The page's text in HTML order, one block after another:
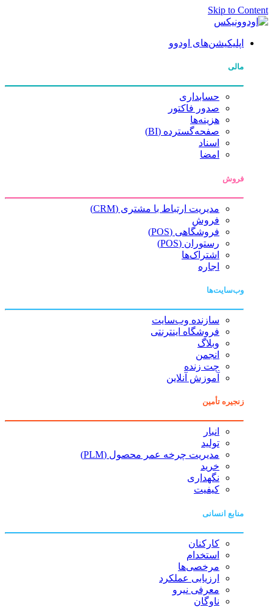
Skip to Content
اپلیکیشن‌های اودوو
مالی
حسابداری
صدور فاکتور
هزینه‌ها
صفحه‌گسترده (BI)
اسناد
امضا
فروش
مدیریت ارتباط با مشتری (CRM)
فروش
فروشگاهی (POS)
رستوران (POS)
اشتراک‌ها
اجاره
وب‌سایت‌ها
سازنده وب‌سایت
فروشگاه اینترنتی
وبلاگ
انجمن
چت زنده
آموزش آنلاین
زنجیره تأمین
انبار
تولید
مدیریت چرخه عمر محصول (PLM)
خرید
نگهداری
کیفیت
منابع انسانی
کارکنان
استخدام
مرخصی‌ها
ارزیابی عملکرد
معرفی نیرو
ناوگان